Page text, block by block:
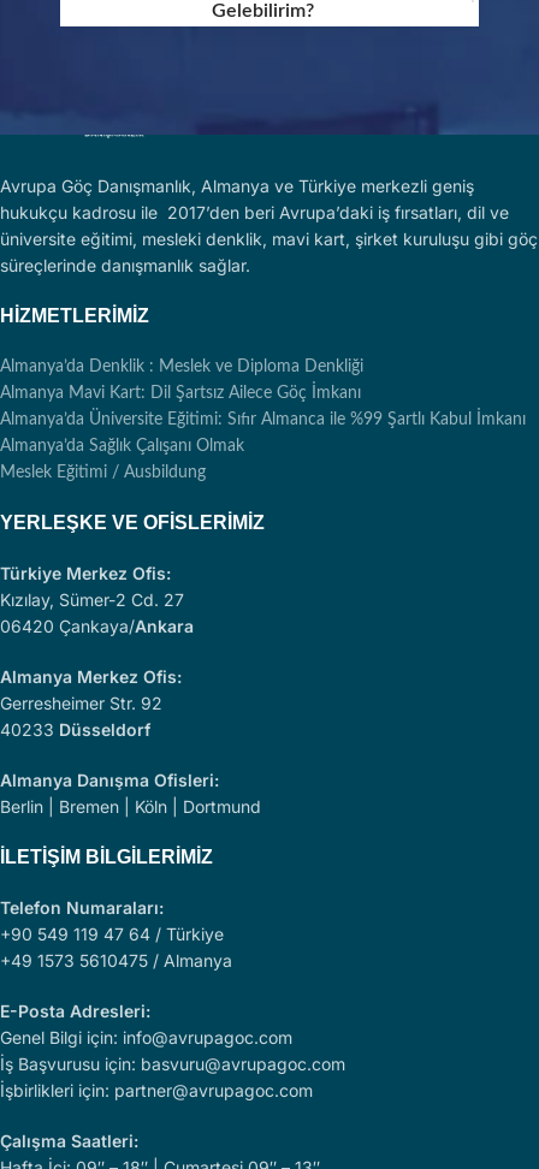
Gelebilirim?
Avrupa Göç Danışmanlık, Almanya ve Türkiye merkezli geniş
hukukçu kadrosu ile 2017’den beri Avrupa’daki iş fırsatları, dil ve
üniversite eğitimi, mesleki denklik, mavi kart, şirket kuruluşu gibi göç
süreçlerinde danışmanlık sağlar.
HIZMETLERIMIZ
Almanya’da Denklik : Meslek ve Diploma Denkliği
Almanya Mavi Kart: Dil Şartsız Ailece Göç İmkanı
Almanya’da Üniversite Eğitimi: Sıfır Almanca ile %99 Şartlı Kabul İmkanı
Almanya’da Sağlık Çalışanı Olmak
Meslek Eğitimi / Ausbildung
YERLEŞKE VE OFISLERIMIZ
Türkiye Merkez Ofis:
Kızılay, Sümer-2 Cd. 27
06420 Çankaya/Ankara
Almanya Merkez Ofis:
Gerresheimer Str. 92
40233 Düsseldorf
Almanya Danışma Ofisleri:
Berlin | Bremen | Köln | Dortmund
İLETIŞIM BILGILERIMIZ
Telefon Numaraları:
+90 549 119 47 64 / Türkiye
+49 1573 5610475 / Almanya
E-Posta Adresleri:
Genel Bilgi için: info@avrupagoc.com
İş Başvurusu için: basvuru@avrupagoc.com
İşbirlikleri için: partner@avrupagoc.com
Çalışma Saatleri: